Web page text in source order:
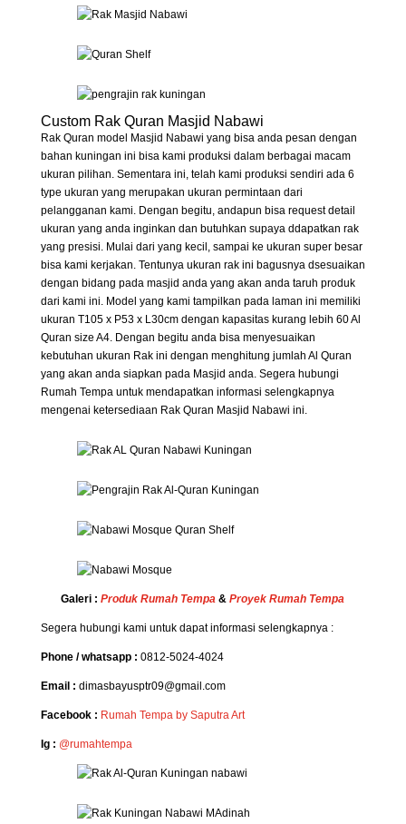
Custom Rak Quran Masjid Nabawi
Rak Quran model Masjid Nabawi yang bisa anda pesan dengan
bahan kuningan ini bisa kami produksi dalam berbagai macam
ukuran pilihan. Sementara ini, telah kami produksi sendiri ada 6
type ukuran yang merupakan ukuran permintaan dari
pelangganan kami. Dengan begitu, andapun bisa request detail
ukuran yang anda inginkan dan butuhkan supaya ddapatkan rak
yang presisi. Mulai dari yang kecil, sampai ke ukuran super besar
bisa kami kerjakan. Tentunya ukuran rak ini bagusnya dsesuaikan
dengan bidang pada masjid anda yang akan anda taruh produk
dari kami ini. Model yang kami tampilkan pada laman ini memiliki
ukuran T105 x P53 x L30cm dengan kapasitas kurang lebih 60 Al
Quran size A4. Dengan begitu anda bisa menyesuaikan
kebutuhan ukuran Rak ini dengan menghitung jumlah Al Quran
yang akan anda siapkan pada Masjid anda. Segera hubungi
Rumah Tempa untuk mendapatkan informasi selengkapnya
mengenai ketersediaan Rak Quran Masjid Nabawi ini.
Galeri : Produk Rumah Tempa &Proyek Rumah Tempa
Segera hubungi kami untuk dapat informasi selengkapnya :
Phone / whatsapp : 0812-5024-4024
Email : dimasbayusptr09@gmail.com
Facebook : Rumah Tempa by Saputra Art
Ig : @rumahtempa